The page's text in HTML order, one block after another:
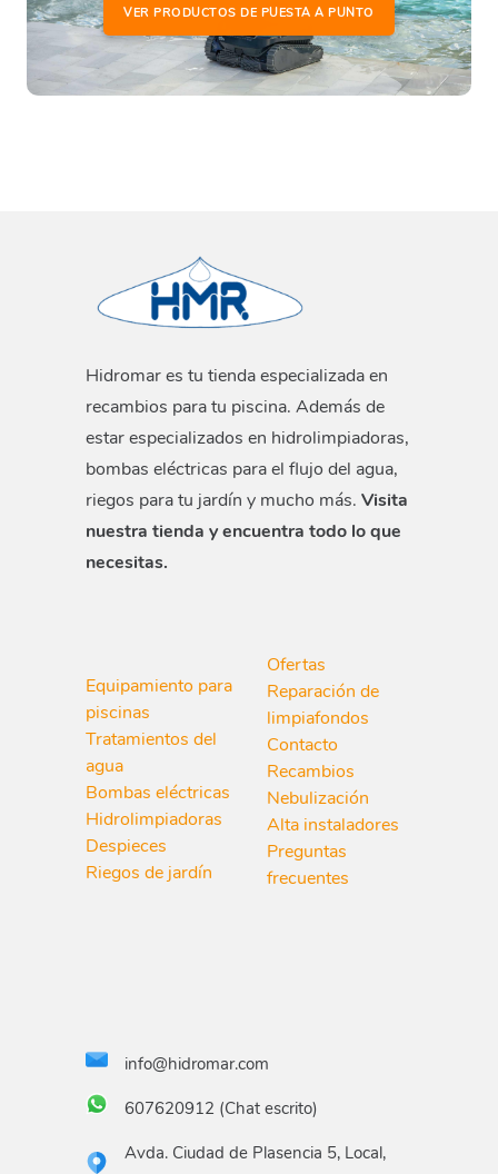
VER PRODUCTOS DE PUESTA A PUNTO
Hidromar es tu tienda especializada en
recambios para tu piscina. Además de
estar especializados en hidrolimpiadoras,
bombas eléctricas para el flujo del agua,
riegos para tu jardín y mucho más. Visita
nuestra tienda y encuentra todo lo que
necesitas.
Equipamiento para
piscinas
Tratamientos del
agua
Bombas eléctricas
Hidrolimpiadoras
Despieces
Riegos de jardín
Ofertas
Reparación de
limpiafondos
Contacto
Recambios
Nebulización
Alta instaladores
Preguntas
frecuentes
info@hidromar.com
607620912 (Chat escrito)
Avda. Ciudad de Plasencia 5, Local,